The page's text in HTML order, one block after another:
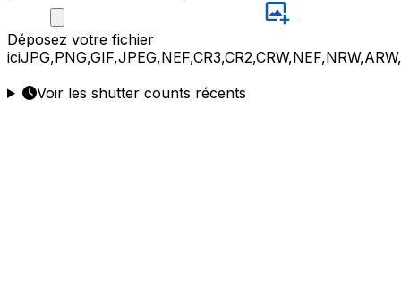
Déposez votre fichier
ici
Voir les shutter counts récents